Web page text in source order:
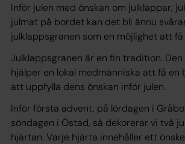
Inför julen med önskan om julklappar,
julmat på bordet kan det bli ännu
julklappsgranen som en möjlighet att få
Julklappsgranen är en fin tradition.
hjälper en lokal medmänniska att få en
att uppfylla dens önskan inför julen.
Inför första advent, på lördagen i
söndagen i Östad, så dekorerar vi två
hjärtan. Varje hjärta innehåller ett